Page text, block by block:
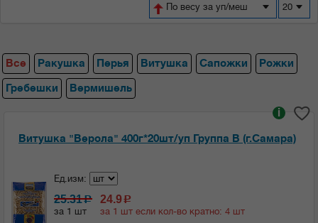
20
По весу за уп/меш
Все Ракушка Перья Витушка Сапожки
Рожки
Гребешки
Вермишель
Витушка "Верола" 400г*20шт/уп Группа В (г.Самара)
i
Ед.изм:
25.31c
за 1 шт
24.9c
за 1 шт если кол-во кратно: 4 шт